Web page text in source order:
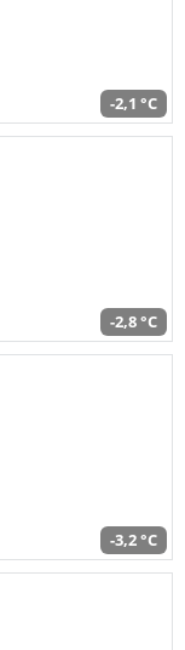
-2,1 °C
-2,8 °C
-3,2 °C